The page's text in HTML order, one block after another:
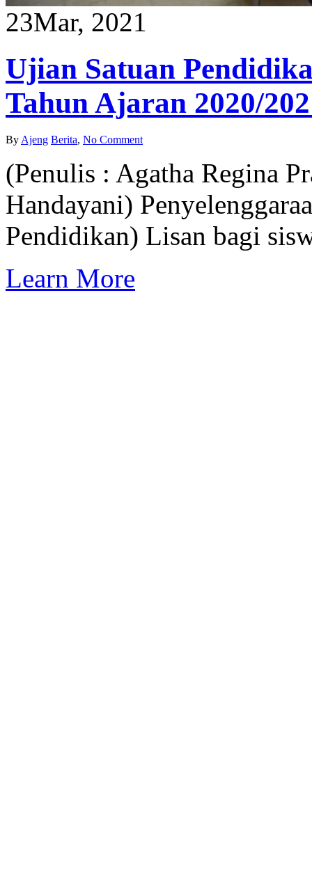
23Mar, 2021
Ujian Satuan
Tahun Ajaran 2020/
By Ajeng Berita, No Comment
(Penulis : Agatha Regina
Handayani)
Pendidikan) Lisan bagi
Learn More